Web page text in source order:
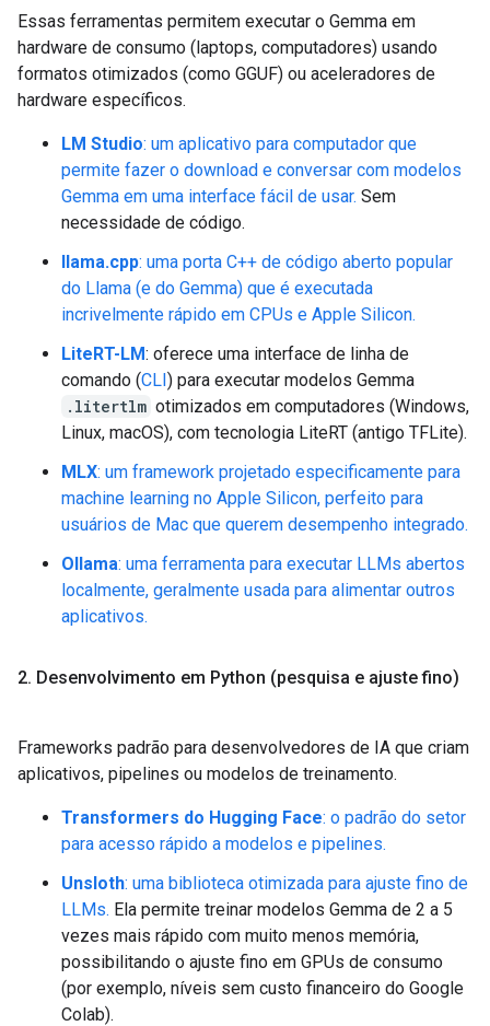
Essas ferramentas permitem executar o Gemma em
hardware de consumo (laptops, computadores) usando
formatos otimizados (como GGUF) ou aceleradores de
hardware específicos.
LM Studio: um aplicativo para computador que
permite fazer o download e conversar com modelos
Gemma em uma interface fácil de usar. Sem
necessidade de código.
llama.cpp: uma porta C++ de código aberto popular
do Llama (e do Gemma) que é executada
incrivelmente rápido em CPUs e Apple Silicon.
LiteRT-LM: oferece uma interface de linha de
comando (CLI) para executar modelos Gemma
.litertlm otimizados em computadores (Windows,
Linux, macOS), com tecnologia LiteRT (antigo TFLite).
MLX: um framework projetado especificamente para
machine learning no Apple Silicon, perfeito para
usuários de Mac que querem desempenho integrado.
Ollama: uma ferramenta para executar LLMs abertos
localmente, geralmente usada para alimentar outros
aplicativos.
2. Desenvolvimento em Python (pesquisa e ajuste fino)
Frameworks padrão para desenvolvedores de IA que criam
aplicativos, pipelines ou modelos de treinamento.
Transformers do Hugging Face: o padrão do setor
para acesso rápido a modelos e pipelines.
Unsloth: uma biblioteca otimizada para ajuste fino de
LLMs. Ela permite treinar modelos Gemma de 2 a 5
vezes mais rápido com muito menos memória,
possibilitando o ajuste fino em GPUs de consumo
(por exemplo, níveis sem custo financeiro do Google
Colab).